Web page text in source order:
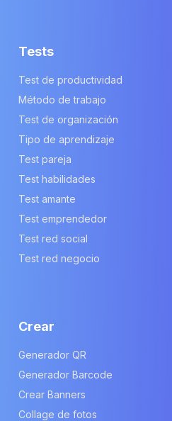
Tests
Test de productividad
Método de trabajo
Test de organización
Tipo de aprendizaje
Test pareja
Test habilidades
Test amante
Test emprendedor
Test red social
Test red negocio
Crear
Generador QR
Generador Barcode
Crear Banners
Collage de fotos